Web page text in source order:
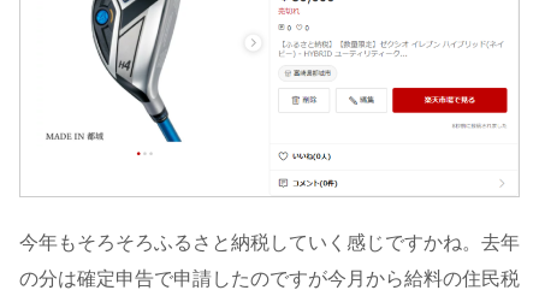
今年もそろそろふるさと納税していく感じですかね。去年
の分は確定申告で申請したのですが今月から給料の住民税